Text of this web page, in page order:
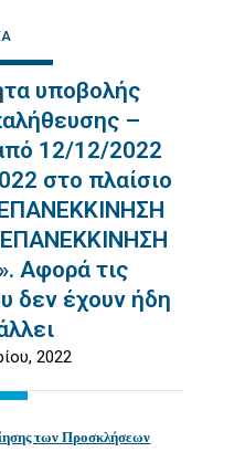
υποβολής
–
12/12/2022
στο πλαίσιο
Αφορά τις
δεν έχουν ήδη
2022
των Προσκλήσεων